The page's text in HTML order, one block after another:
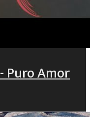
Puro Amor